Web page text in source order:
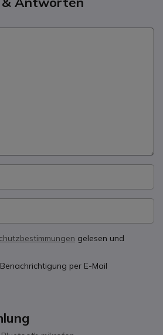
gelesen und
per E-Mail